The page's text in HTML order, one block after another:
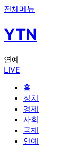
전체메뉴
YTN
연예
LIVE
홈
정치
경제
사회
국제
연예